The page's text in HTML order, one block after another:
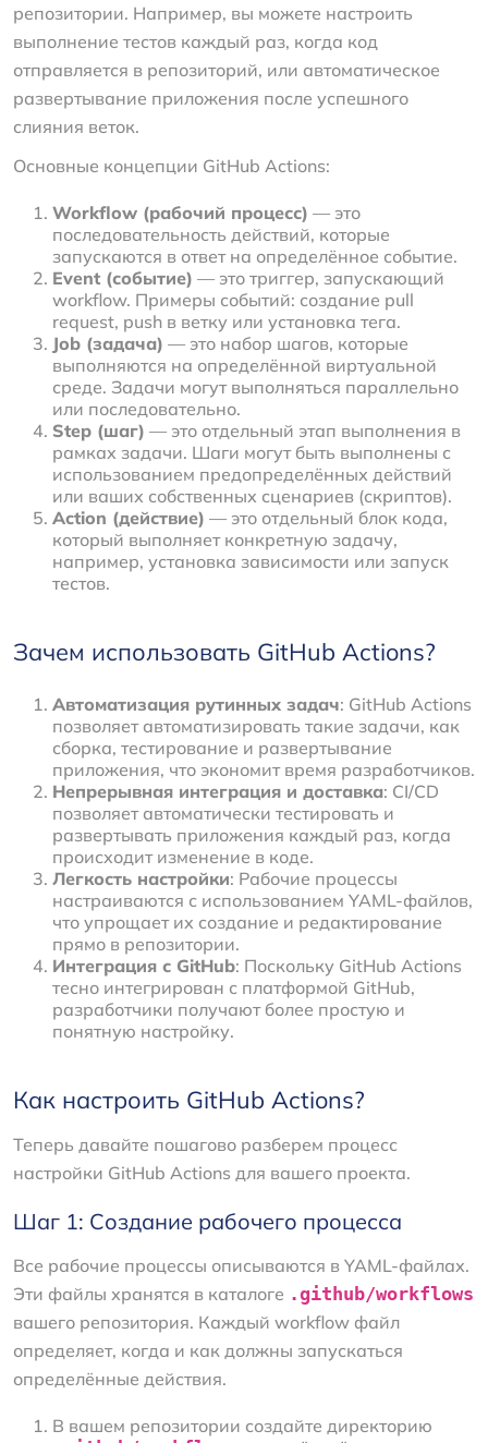
репозитории. Например, вы можете настроить
выполнение тестов каждый раз, когда код
отправляется в репозиторий, или автоматическое
развертывание приложения после успешного
слияния веток.
Основные концепции GitHub Actions:
Workflow (рабочий процесс) — это
последовательность действий, которые
запускаются в ответ на определённое событие.
Event (событие) — это триггер, запускающий
workflow. Примеры событий: создание pull
request, push в ветку или установка тега.
Job (задача) — это набор шагов, которые
выполняются на определённой виртуальной
среде. Задачи могут выполняться параллельно
или последовательно.
Step (шаг) — это отдельный этап выполнения в
рамках задачи. Шаги могут быть выполнены с
использованием предопределённых действий
или ваших собственных сценариев (скриптов).
Action (действие) — это отдельный блок кода,
который выполняет конкретную задачу,
например, установка зависимости или запуск
тестов.
Зачем использовать GitHub Actions?
Автоматизация рутинных задач: GitHub Actions
позволяет автоматизировать такие задачи, как
сборка, тестирование и развертывание
приложения, что экономит время разработчиков.
Непрерывная интеграция и доставка: CI/CD
позволяет автоматически тестировать и
развертывать приложения каждый раз, когда
происходит изменение в коде.
Легкость настройки: Рабочие процессы
настраиваются с использованием YAML-файлов,
что упрощает их создание и редактирование
прямо в репозитории.
Интеграция с GitHub: Поскольку GitHub Actions
тесно интегрирован с платформой GitHub,
разработчики получают более простую и
понятную настройку.
Как настроить GitHub Actions?
Теперь давайте пошагово разберем процесс
настройки GitHub Actions для вашего проекта.
Шаг 1: Создание рабочего процесса
Все рабочие процессы описываются в YAML-файлах.
Эти файлы хранятся в каталоге .github/workflows
вашего репозитория. Каждый workflow файл
определяет, когда и как должны запускаться
определённые действия.
В вашем репозитории создайте директорию